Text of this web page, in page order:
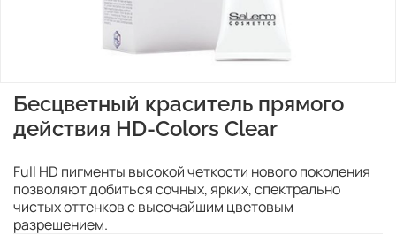
Бесцветный краситель прямого
действия HD-Colors Clear
Full HD пигменты высокой четкости нового поколения
позволяют добиться сочных, ярких, спектрально
чистых оттенков с высочайшим цветовым
разрешением.